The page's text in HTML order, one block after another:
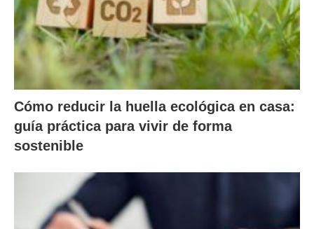
Cómo reducir la huella ecológica en casa:
guía práctica para vivir de forma
sostenible